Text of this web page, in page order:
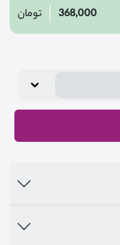
368,000 تومان